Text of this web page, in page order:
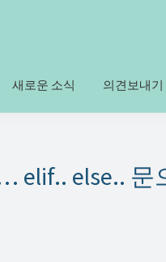
새로운 소식 의견보내기
elif.. else.. 문